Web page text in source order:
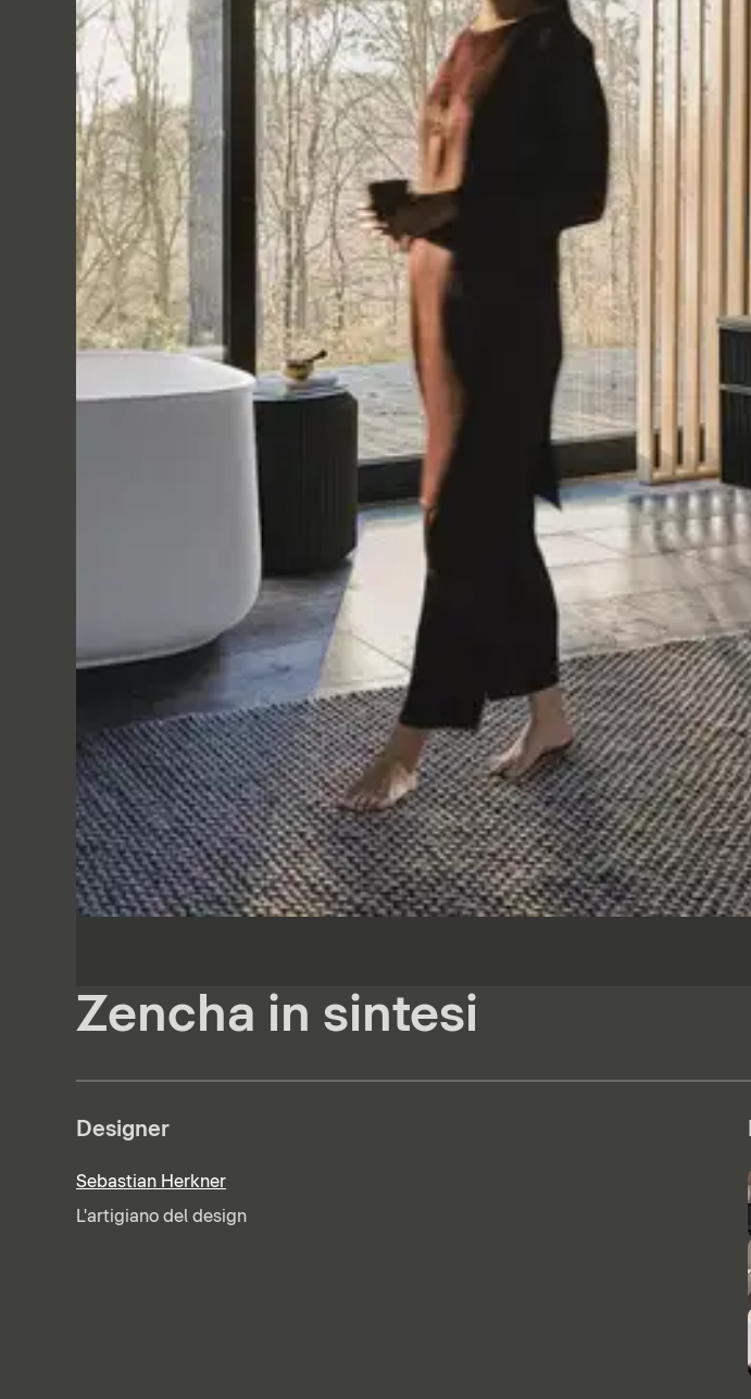
Zencha in sintesi
Designer
Sebastian Herkner
L'artigiano del design